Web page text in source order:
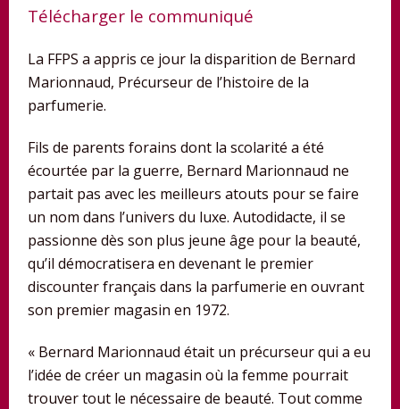
Télécharger le communiqué
La FFPS a appris ce jour la disparition de Bernard
Marionnaud, Précurseur de l’histoire de la
parfumerie.
Fils de parents forains dont la scolarité a été
écourtée par la guerre, Bernard Marionnaud ne
partait pas avec les meilleurs atouts pour se faire
un nom dans l’univers du luxe. Autodidacte, il se
passionne dès son plus jeune âge pour la beauté,
qu’il démocratisera en devenant le premier
discounter français dans la parfumerie en ouvrant
son premier magasin en 1972.
« Bernard Marionnaud était un précurseur qui a eu
l’idée de créer un magasin où la femme pourrait
trouver tout le nécessaire de beauté. Tout comme